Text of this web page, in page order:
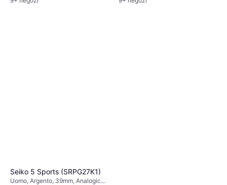
Seiko 5 Sports (SRPG27K1)
Uomo, Argento, 39mm, Analogico,